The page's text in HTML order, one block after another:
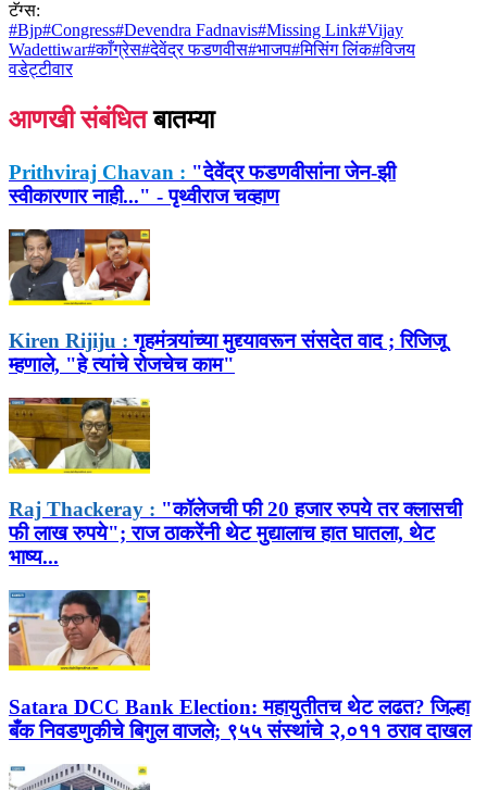
टॅग्स:
#Bjp#Congress#Devendra Fadnavis#Missing Link#Vijay
Wadettiwar#काँग्रेस#देवेंद्र फडणवीस#भाजप#मिसिंग लिंक#विजय
वडेट्टीवार
आणखी संबंधित बातम्या
Prithviraj Chavan : "देवेंद्र फडणवीसांना जेन-झी
स्वीकारणार नाही..." - पृथ्वीराज चव्हाण
Kiren Rijiju : गृहमंत्र्यांच्या मुद्द्यावरून संसदेत वाद ; रिजिजू
म्हणाले, "हे त्यांचे रोजचेच काम"
Raj Thackeray : "कॉलेजची फी 20 हजार रुपये तर क्लासची
फी लाख रुपये"; राज ठाकरेंनी थेट मुद्यालाच हात घातला, थेट
भाष्य...
Satara DCC Bank Election: महायुतीतच थेट लढत? जिल्हा
बँक निवडणुकीचे बिगुल वाजले; ९५५ संस्थांचे २,०११ ठराव दाखल